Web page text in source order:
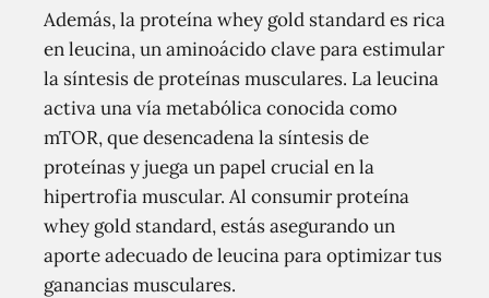
Además, la proteína whey gold standard es rica
en leucina, un aminoácido clave para estimular
la síntesis de proteínas musculares. La leucina
activa una vía metabólica conocida como
mTOR, que desencadena la síntesis de
proteínas y juega un papel crucial en la
hipertrofia muscular. Al consumir proteína
whey gold standard, estás asegurando un
aporte adecuado de leucina para optimizar tus
ganancias musculares.